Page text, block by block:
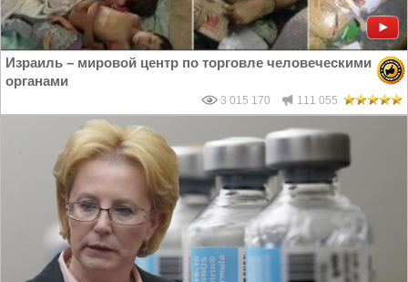
Израиль – мировой центр по торговле человеческими
органами
3 015 170 111 055